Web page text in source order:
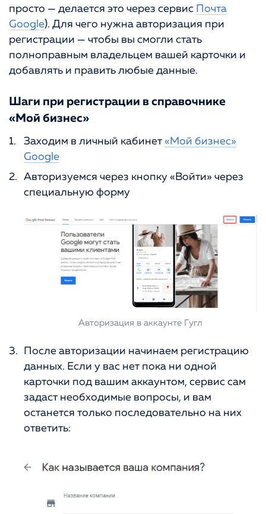
просто — делается это через сервис Почта
Google). Для чего нужна авторизация при
регистрации — чтобы вы смогли стать
полноправным владельцем вашей карточки и
добавлять и править любые данные.
Шаги при регистрации в справочнике
«Мой бизнес»
Заходим в личный кабинет «Мой бизнес»
Google
Авторизуемся через кнопку «Войти» через
специальную форму
Авторизация в аккаунте Гугл
После авторизации начинаем регистрацию
данных. Если у вас нет пока ни одной
карточки под вашим аккаунтом, сервис сам
задаст необходимые вопросы, и вам
останется только последовательно на них
ответить: